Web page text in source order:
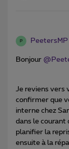
P PeetersMP
Bonjour ​
Je reviens vers
confirmer que
interne chez
dans le courant
planifier la
ensuite à la